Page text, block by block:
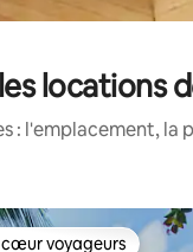
locations
: l'emplacement,
voyageurs